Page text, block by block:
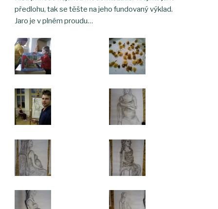
předlohu, tak se těšte na jeho fundovaný výklad.
Jaro je v plném proudu…